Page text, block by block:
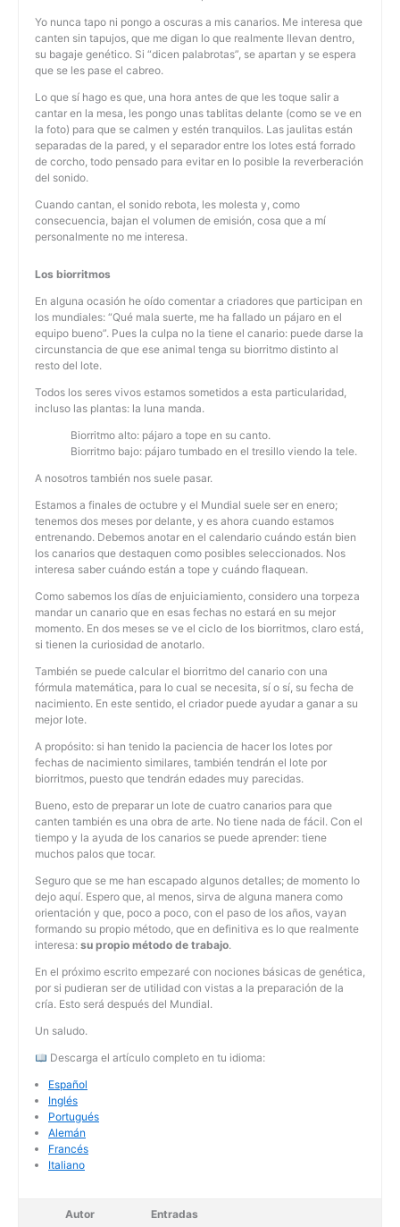
Yo nunca tapo ni pongo a oscuras a mis canarios. Me interesa que
canten sin tapujos, que me digan lo que realmente llevan dentro,
su bagaje genético. Si “dicen palabrotas”, se apartan y se espera
que se les pase el cabreo.
Lo que sí hago es que, una hora antes de que les toque salir a
cantar en la mesa, les pongo unas tablitas delante (como se ve en
la foto) para que se calmen y estén tranquilos. Las jaulitas están
separadas de la pared, y el separador entre los lotes está forrado
de corcho, todo pensado para evitar en lo posible la reverberación
del sonido.
Cuando cantan, el sonido rebota, les molesta y, como
consecuencia, bajan el volumen de emisión, cosa que a mí
personalmente no me interesa.
Los biorritmos
En alguna ocasión he oído comentar a criadores que participan en
los mundiales: “Qué mala suerte, me ha fallado un pájaro en el
equipo bueno”. Pues la culpa no la tiene el canario: puede darse la
circunstancia de que ese animal tenga su biorritmo distinto al
resto del lote.
Todos los seres vivos estamos sometidos a esta particularidad,
incluso las plantas: la luna manda.
Biorritmo alto: pájaro a tope en su canto.
Biorritmo bajo: pájaro tumbado en el tresillo viendo la tele.
A nosotros también nos suele pasar.
Estamos a finales de octubre y el Mundial suele ser en enero;
tenemos dos meses por delante, y es ahora cuando estamos
entrenando. Debemos anotar en el calendario cuándo están bien
los canarios que destaquen como posibles seleccionados. Nos
interesa saber cuándo están a tope y cuándo flaquean.
Como sabemos los días de enjuiciamiento, considero una torpeza
mandar un canario que en esas fechas no estará en su mejor
momento. En dos meses se ve el ciclo de los biorritmos, claro está,
si tienen la curiosidad de anotarlo.
También se puede calcular el biorritmo del canario con una
fórmula matemática, para lo cual se necesita, sí o sí, su fecha de
nacimiento. En este sentido, el criador puede ayudar a ganar a su
mejor lote.
A propósito: si han tenido la paciencia de hacer los lotes por
fechas de nacimiento similares, también tendrán el lote por
biorritmos, puesto que tendrán edades muy parecidas.
Bueno, esto de preparar un lote de cuatro canarios para que
canten también es una obra de arte. No tiene nada de fácil. Con el
tiempo y la ayuda de los canarios se puede aprender: tiene
muchos palos que tocar.
Seguro que se me han escapado algunos detalles; de momento lo
dejo aquí. Espero que, al menos, sirva de alguna manera como
orientación y que, poco a poco, con el paso de los años, vayan
formando su propio método, que en definitiva es lo que realmente
interesa: su propio método de trabajo.
En el próximo escrito empezaré con nociones básicas de genética,
por si pudieran ser de utilidad con vistas a la preparación de la
cría. Esto será después del Mundial.
Un saludo.
Descarga el artículo completo en tu idioma:
Español
Inglés
Portugués
Alemán
Francés
Italiano
Autor Entradas